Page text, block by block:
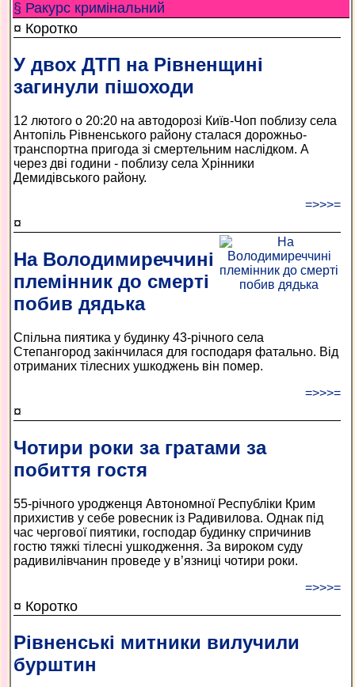
§ Ракурс кримінальний
¤ Коротко
У двох ДТП на Рівненщині
загинули пішоходи
12 лютого о 20:20 на автодорозі Київ-Чоп поблизу села
Антопіль Рівненського району сталася дорожньо-
транспортна пригода зі смертельним наслідком. А
через дві години - поблизу села Хрінники
Демидівського району.
=>>>=
¤
На Володимиреччині
племінник до смерті
побив дядька
Спільна пиятика у будинку 43-річного села
Степангород закінчилася для господаря фатально. Від
отриманих тілесних ушкоджень він помер.
=>>>=
¤
Чотири роки за гратами за
побиття гостя
55-річного уродженця Автономної Республіки Крим
прихистив у себе ровесник із Радивилова. Однак під
час чергової пиятики, господар будинку спричинив
гостю тяжкі тілесні ушкодження. За вироком суду
радивилівчанин проведе у в’язниці чотири роки.
=>>>=
¤ Коротко
Рівненські митники вилучили
бурштин